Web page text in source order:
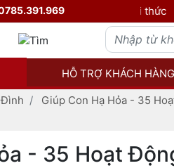
HỖ TRỢ KHÁCH HÀNG
Giúp Con Hạ Hỏa - 35
- 35 Hoạt